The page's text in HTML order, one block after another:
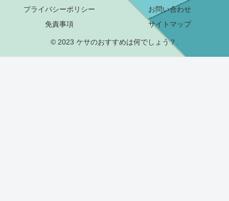
プライバシーポリシー
お問い合わせ
免責事項
サイトマップ
© 2023 ケサのおすすめは何でしょう？.